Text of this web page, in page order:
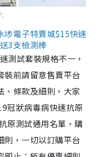
埗電子特賣城$15快速
3支檢測棒
測試套裝規格不一，
裝前請留意售賣平台
、條款及細則，大家
冠狀病毒病快速抗原
原測試通用名單，購
則，一切以訂購平台